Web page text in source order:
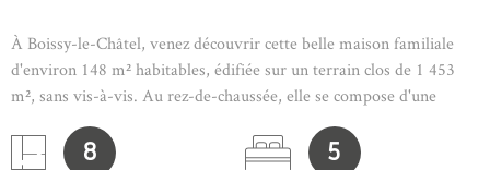
À Boissy-le-Châtel, venez découvrir cette belle maison familiale
d'environ 148 m² habitables, édifiée sur un terrain clos de 1 453
m², sans vis-à-vis. Au rez-de-chaussée, elle se compose d'une
entrée ouvrant sur une spacieuse et lumineuse pièce de vie avec
poêle à granulés connecté, d'une cuisine ouverte entièrement
8 5